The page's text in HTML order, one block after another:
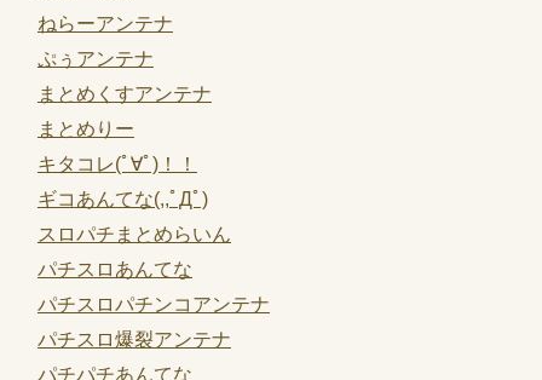
ねらーアンテナ
ぷぅアンテナ
まとめくすアンテナ
まとめりー
キタコレ(ﾟ∀ﾟ)！！
ギコあんてな(,,ﾟДﾟ)
スロパチまとめらいん
パチスロあんてな
パチスロパチンコアンテナ
パチスロ爆裂アンテナ
パチパチあんてな